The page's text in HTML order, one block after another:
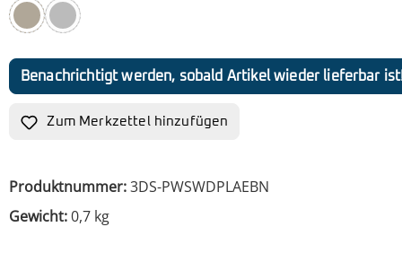
Ebenholz
(Diese Option ist zurzeit nicht verfügbar.)
Mahagoni
(Diese Option ist zurzeit nicht verfügbar.)
Benachrichtigt werden, sobald Artikel wieder lieferbar
Zum Merkzettel hinzufügen
Produktnummer:3DS-PWSWDPLAEBN
Gewicht:0,7 kg